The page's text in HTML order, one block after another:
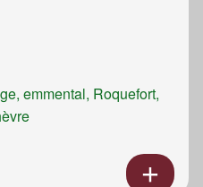
emmental, Roquefort,